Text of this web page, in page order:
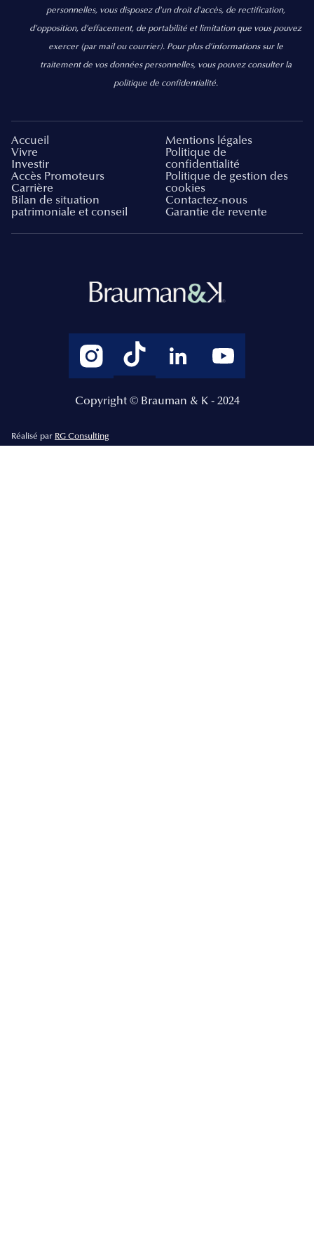
personnelles, vous disposez d'un droit d'accès, de rectification,
d’opposition, d’effacement, de portabilité et limitation que vous pouvez
exercer (par mail ou courrier). Pour plus d’informations sur le
traitement de vos données personnelles, vous pouvez consulter la
politique de confidentialité.
Accueil
Vivre
Investir
Accès Promoteurs
Carrière
Bilan de situation
patrimoniale et conseil
Mentions légales
Politique de
confidentialité
Politique de gestion des
cookies
Contactez-nous
Garantie de revente
Copyright © Brauman & K - 2024
Réalisé par RG Consulting